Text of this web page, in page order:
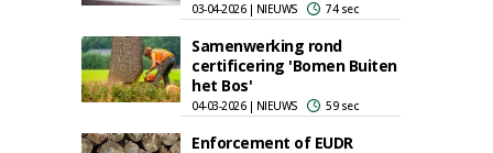
03-04-2026 | NIEUWS 74 sec
Samenwerking rond
certificering 'Bomen Buiten
het Bos'
04-03-2026 | NIEUWS 59 sec
Enforcement of EUDR